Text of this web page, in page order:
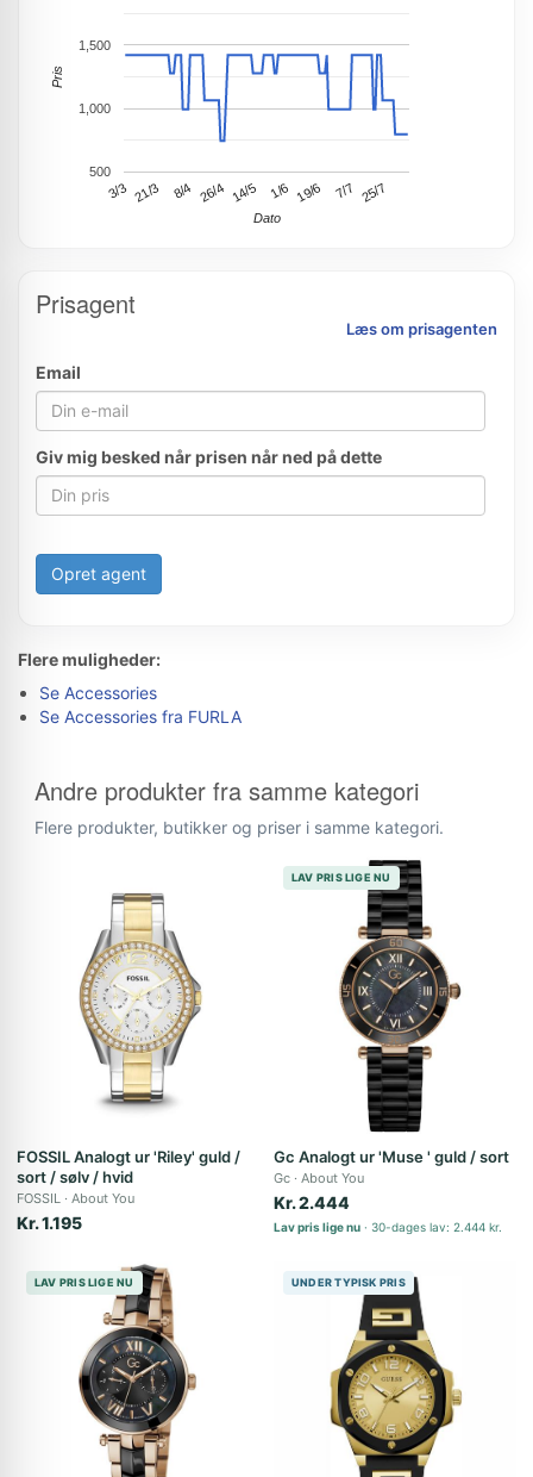
3/3 21/3 8/4 26/4 14/5 1/6 19/6 7/7 25/7
500
1,000
1,500
Dato
Pris
Prisagent
Læs om prisagenten
Email
Giv mig besked når prisen når ned på dette
Opret agent
Flere muligheder:
Se Accessories
Se Accessories fra FURLA
Andre produkter fra samme kategori
Flere produkter, butikker og priser i samme kategori.
FOSSIL Analogt ur 'Riley' guld /
sort / sølv / hvid
FOSSIL About You
Kr. 1.195
LAV PRIS LIGE NU
Gc Analogt ur 'Muse ' guld / sort
Gc About You
Kr. 2.444
Lav pris lige nu 30-dages lav: 2.444 kr.
LAV PRIS LIGE NU UNDER TYPISK PRIS